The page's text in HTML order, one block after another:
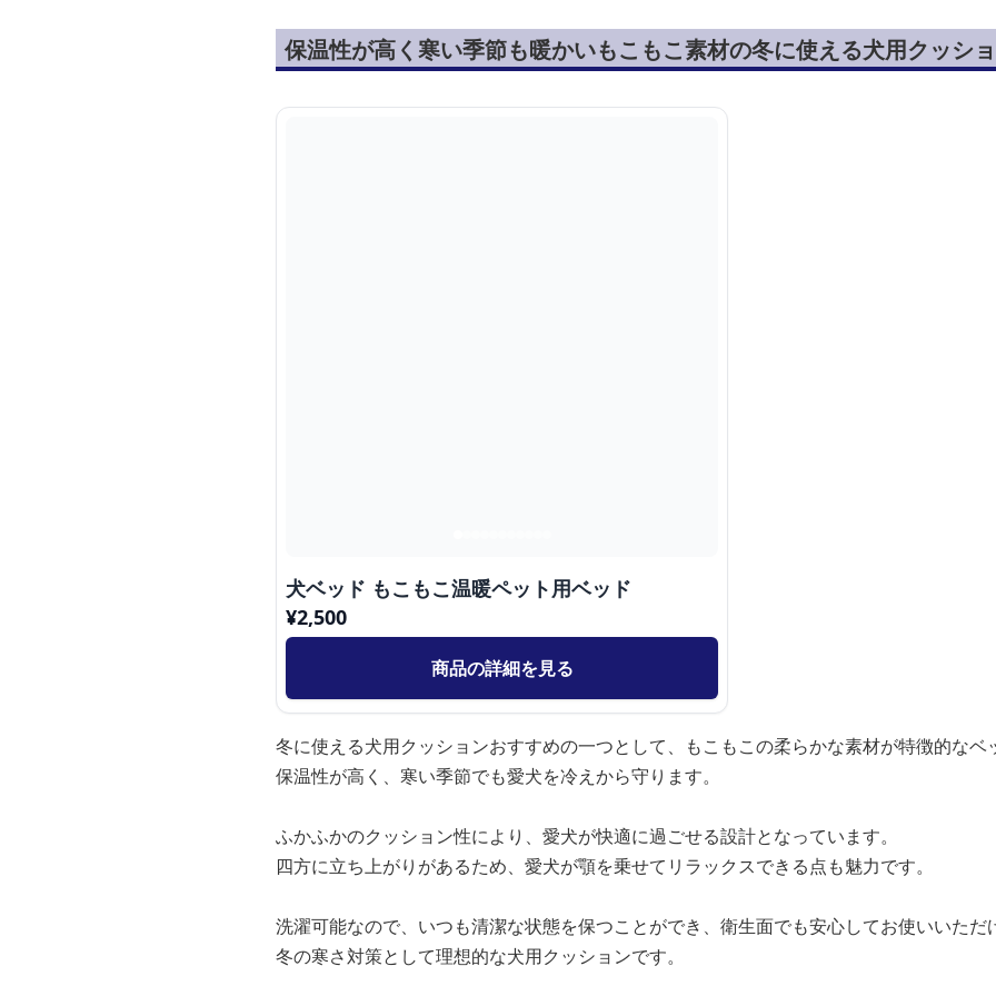
保温性が高く寒い季節も暖かいもこもこ素材の冬に使える犬用クッシ
犬ベッド もこもこ温暖ペット用ベッド
¥2,500
商品の詳細を見る
冬に使える犬用クッションおすすめの一つとして、もこもこの柔らかな素材が特徴的なベ
保温性が高く、寒い季節でも愛犬を冷えから守ります。
ふかふかのクッション性により、愛犬が快適に過ごせる設計となっています。
四方に立ち上がりがあるため、愛犬が顎を乗せてリラックスできる点も魅力です。
洗濯可能なので、いつも清潔な状態を保つことができ、衛生面でも安心してお使いいただ
冬の寒さ対策として理想的な犬用クッションです。